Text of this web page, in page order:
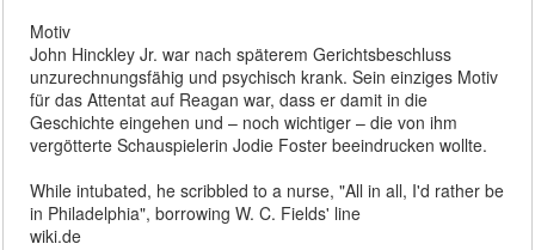
Motiv
John Hinckley Jr. war nach späterem Gerichtsbeschluss
unzurechnungsfähig und psychisch krank. Sein einziges Motiv
für das Attentat auf Reagan war, dass er damit in die
Geschichte eingehen und – noch wichtiger – die von ihm
vergötterte Schauspielerin Jodie Foster beeindrucken wollte.
While intubated, he scribbled to a nurse, "All in all, I'd rather be
in Philadelphia", borrowing W. C. Fields' line
wiki.de